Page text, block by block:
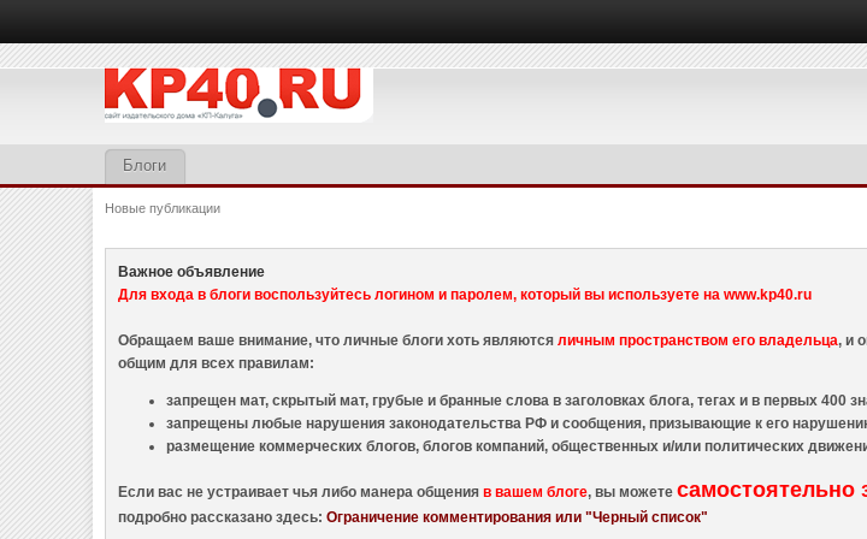
Блоги
Новые публикации
Важное объявление
Для входа в блоги воспользуйтесь логином и паролем, который вы используете на www.kp40.ru
Обращаем ваше внимание, что личные блоги хоть являютсяличным пространством его владельца, и
общим для всех правилам:
запрещен мат, скрытый мат, грубые и бранные слова в заголовках блога, тегах и в первых 400
запрещены любые нарушения законодательства РФ и сообщения, призывающие к его
размещение коммерческих блогов, блогов компаний, общественных и/или политических
Если вас не устраивает чья либо манера общенияв вашем блоге, вы можетесамостоятельно
подробно рассказано здесь:Ограничение комментирования или "Черный список"